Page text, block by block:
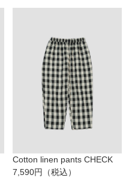
Cotton linen pants CHECK
7,590円（税込）